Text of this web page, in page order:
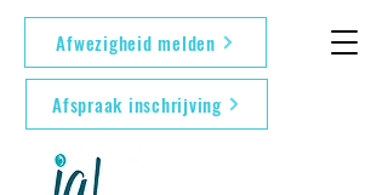
Afwezigheid melden
Afspraak inschrijving